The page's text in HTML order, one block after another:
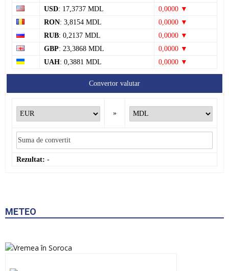
USD: 17,3737 MDL
0,0000 ▼
RON: 3,8154 MDL
0,0000 ▼
RUB: 0,2137 MDL
0,0000 ▼
GBP: 23,3868 MDL
0,0000 ▼
UAH: 0,3881 MDL 0,0000 ▼
Convertor valutar
»
Rezultat: -
METEO